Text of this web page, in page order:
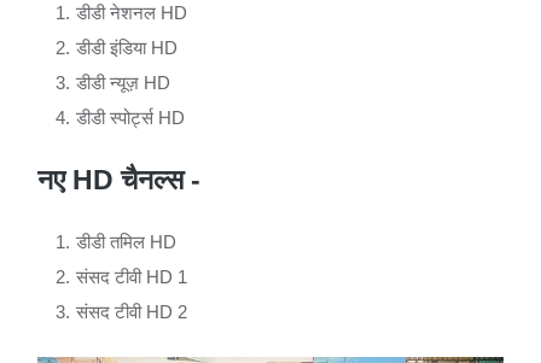
डीडी नेशनल HD
डीडी इंडिया HD
डीडी न्यूज़ HD
डीडी स्पोर्ट्स HD
नए HD चैनल्स -
डीडी तमिल HD
संसद टीवी HD 1
संसद टीवी HD 2